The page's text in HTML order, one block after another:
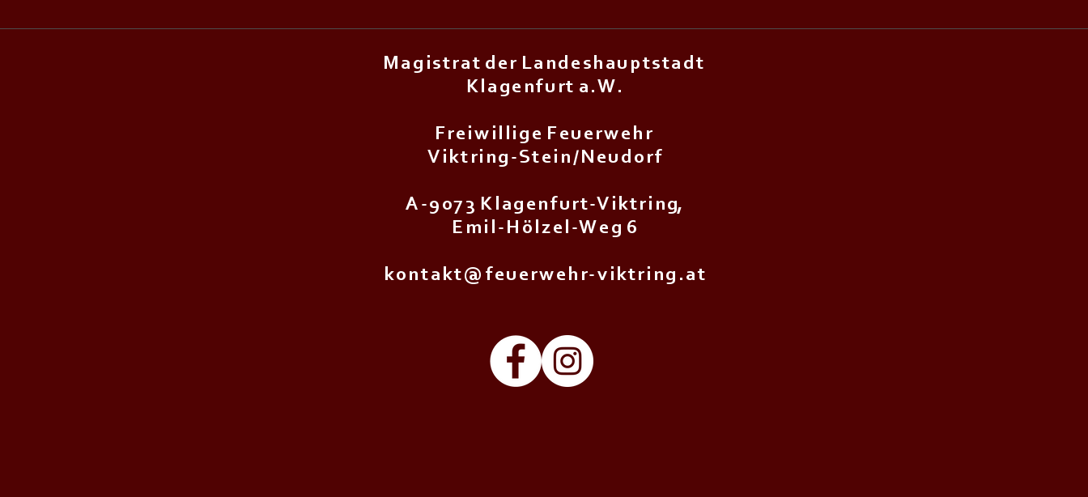
M a g i s t r a t d e r L a n d e s h a u p t s t a d t
K l a g e n f u r t a . W .
F r e i w i l l i g e F e u e r w e h r
V i k t r i n g - S t e i n / N e u d o r f
A - 9 0 7 3 K l a g e n f u r t - V i k t r i n g,
E m i l - H ö l z e l - W e g 6
k o n t a k t @ f e u e r w e h r - v i k t r i n g . a t